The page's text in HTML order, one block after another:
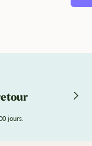
jours.